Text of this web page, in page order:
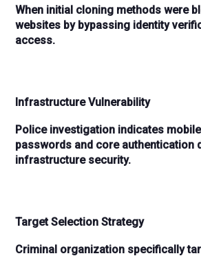
When initial cloning methods were
websites by bypassing identity
access.
Infrastructure Vulnerability
Police investigation indicates
passwords and core authentication
infrastructure security.
Target Selection Strategy
Criminal organization specifically